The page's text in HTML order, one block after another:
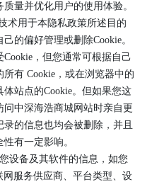
量并优化用户的使用体验。
术用于本隐私政策所述目的
己的偏好管理或删除Cookie。
Cookie ，但您通常可根据自己
所有 Cookie ，或在浏览器中的
体站点的Cookie。但如果您这
问中深海浩商城网站时亲自更
的信息也均会被删除，并且
有一定影响。
设备及其软件的信息，如您
服务供应商、平台类型、设